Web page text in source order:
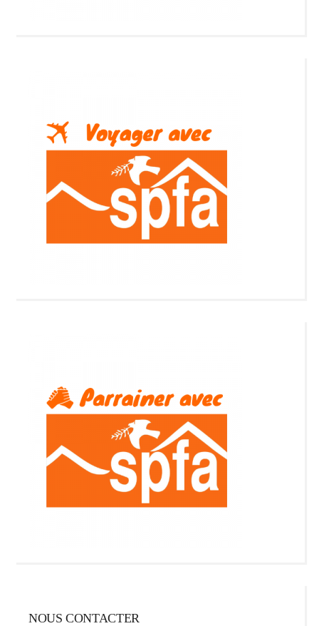
NOUS CONTACTER